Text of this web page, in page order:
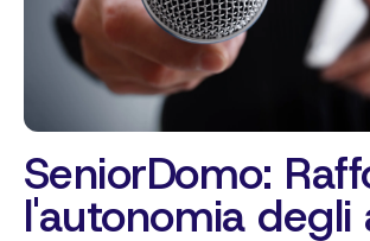
SeniorDomo:
l'autonomia degli